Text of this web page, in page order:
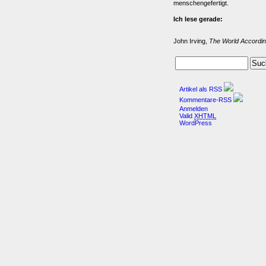
menschengefertigt.
Ich lese gerade:
John Irving, The World
Artikel als RSS
Kommentare-RSS
Anmelden
Valid XHTML
WordPress